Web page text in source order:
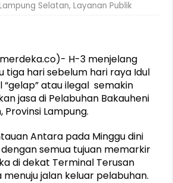
Selatan,Layanan Publik
H-3 menjelang
tiga hari sebelum hari raya Idul
atau ilegal semakin
jasa di Pelabuhan Bakauheni
Provinsi Lampung.
Antara pada Minggu dini
semua tujuan memarkir
di dekat Terminal Terusan
menuju jalan keluar pelabuhan.